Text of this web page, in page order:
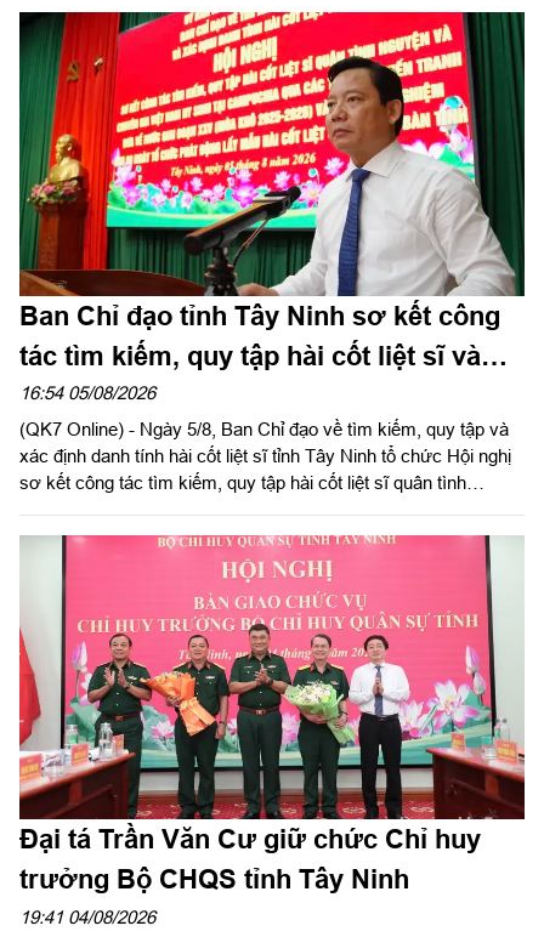
Trung đoàn 738 và Ban CHQS phường Tân An, Bộ CHQS tỉnh
Tây Ninh.
Ban Chỉ đạo tỉnh Tây Ninh sơ kết công
tác tìm kiếm, quy tập hài cốt liệt sĩ và
đẩy mạnh Chiến dịch 500 ngày đêm
16:54 05/08/2026
(QK7 Online) - Ngày 5/8, Ban Chỉ đạo về tìm kiếm, quy tập và
xác định danh tính hài cốt liệt sĩ tỉnh Tây Ninh tổ chức Hội nghị
sơ kết công tác tìm kiếm, quy tập hài cốt liệt sĩ quân tình
tranh tại Campuchia đưa về nước giai đoạn XXV; rút kinh
nghiệm sau 60 ngày triển khai lấy mẫu hài cốt liệt sĩ; phát động
đợt thi đua cao điểm với chủ đề “350 ngày đêm thần tốc, quyết
thắng”. Đồng chí Phạm Tấn Hòa, Phó chủ tịch UBND tỉnh Tây
Ninh, Trưởng ban Chỉ đạo về tìm kiếm, quy tập và xác định
danh tính hài cốt liệt sĩ tỉnh Tây Ninh chủ trì hội nghị.
Đại tá Trần Văn Cư giữ chức Chỉ huy
trưởng Bộ CHQS tỉnh Tây Ninh
19:41 04/08/2026